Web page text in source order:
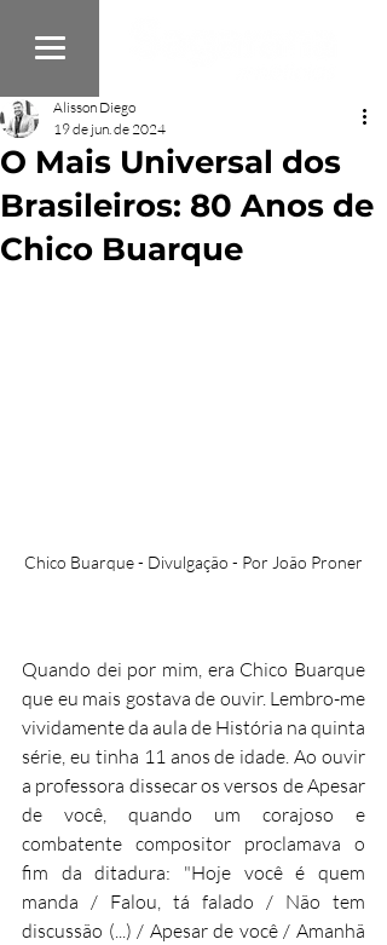
O Mais Universal dos
Brasileiros: 80 Anos de
Chico Buarque
Alisson Diego
19 de jun. de 2024
Chico Buarque - Divulgação - Por João Proner
Quando dei por mim, era Chico Buarque
que eu mais gostava de ouvir. Lembro-me
vividamente da aula de História na quinta
série, eu tinha 11 anos de idade. Ao ouvir
a professora dissecar os versos de Apesar
de você, quando um corajoso e
combatente compositor proclamava o
fim da ditadura: "Hoje você é quem
manda / Falou, tá falado / Não tem
discussão (...) / Apesar de você / Amanhã